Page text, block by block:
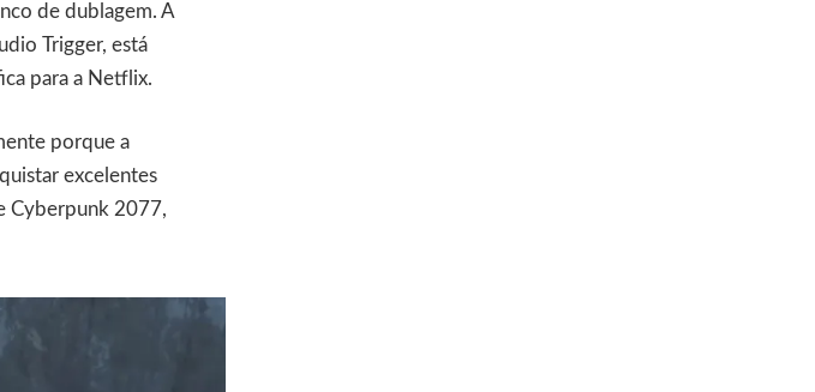
de dublagem. A
Trigger, está
para a Netflix.
porque a
excelentes
Cyberpunk 2077,